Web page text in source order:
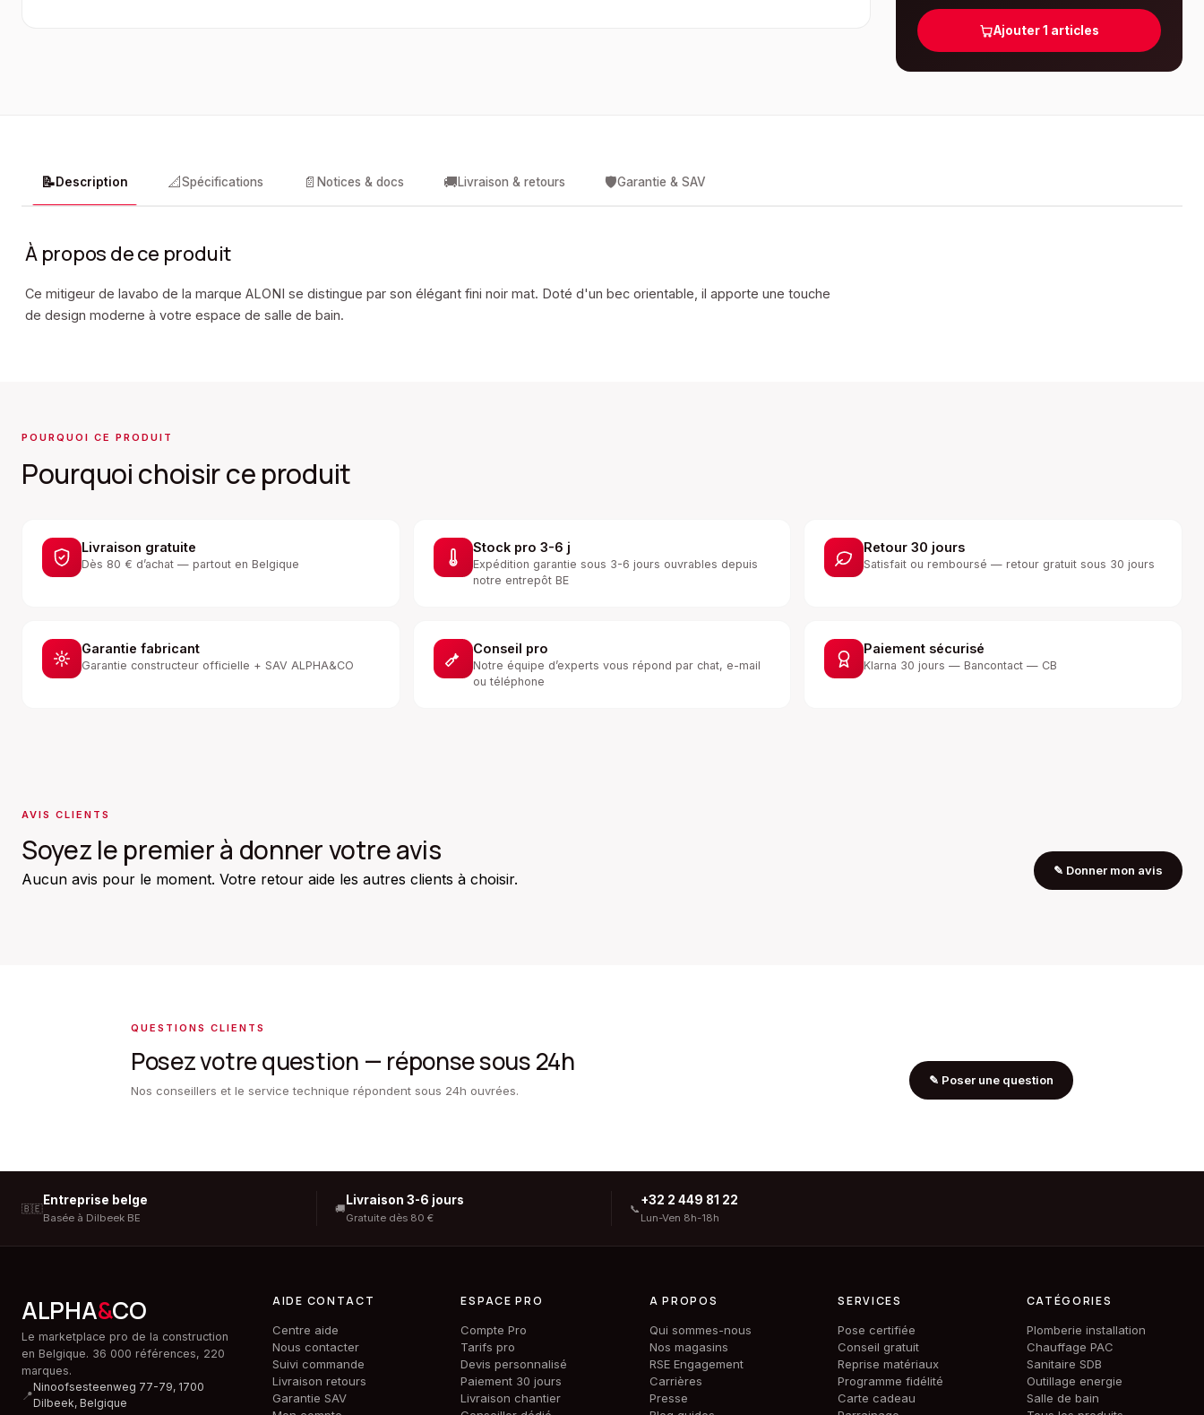
Ajouter1 articles
📝Description 📐Spécifications 📄 Notices & docs 🚚Livraison & retours 🛡️Garantie & SAV
À propos de ce produit
Ce mitigeur de lavabo de la marque ALONI se distingue par son élégant fini noir mat. Doté d'un bec orientable, il apporte une touche
de design moderne à votre espace de salle de bain.
POURQUOI CE PRODUIT
Pourquoi choisir ce produit
Livraison gratuite
Dès 80 € d’achat — partout en Belgique
Stock pro 3-6 j
Expédition garantie sous 3-6 jours ouvrables depuis
notre entrepôt BE
Retour 30 jours
Satisfait ou remboursé — retour gratuit sous 30 jours
Garantie fabricant
Garantie constructeur officielle + SAV ALPHA&CO
Conseil pro
Notre équipe d’experts vous répond par chat, e-mail
ou téléphone
Paiement sécurisé
Klarna 30 jours — Bancontact — CB
AVIS CLIENTS
Soyez le premier à donner votre avis
Aucun avis pour le moment. Votre retour aide les autres clients à choisir. ✎ Donner mon avis
QUESTIONS CLIENTS
Posez votre question — réponse sous 24h
Nos conseillers et le service technique répondent sous 24h ouvrées.
✎ Poser une question
🇧🇪
Entreprise belge
Basée à Dilbeek BE
🚚
Livraison 3-6 jours
Gratuite dès 80 €
📞
+32 2 449 81 22
Lun-Ven 8h-18h
ALPHA&CO
Le marketplace pro de la construction
en Belgique. 36 000 références, 220
marques.
📍
Ninoofsesteenweg 77-79, 1700
Dilbeek, Belgique
AIDE CONTACT
Centre aide
Nous contacter
Suivi commande
Livraison retours
Garantie SAV
ESPACE PRO
Compte Pro
Tarifs pro
Devis personnalisé
Paiement 30 jours
Livraison chantier
A PROPOS
Qui sommes-nous
Nos magasins
RSE Engagement
Carrières
Presse
SERVICES
Pose certifiée
Conseil gratuit
Reprise matériaux
Programme fidélité
Carte cadeau
CATÉGORIES
Plomberie installation
Chauffage PAC
Sanitaire SDB
Outillage energie
Salle de bain